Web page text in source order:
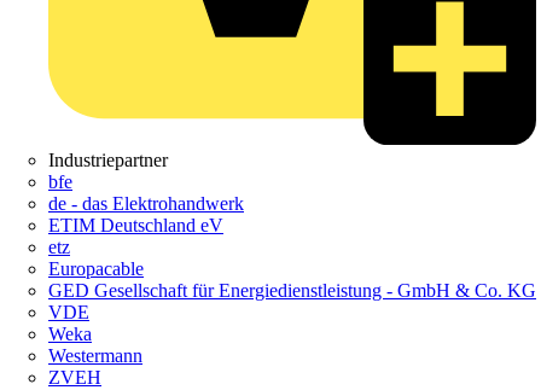
Industriepartner
bfe
de - das Elektrohandwerk
ETIM Deutschland eV
etz
Europacable
GED Gesellschaft für Energiedienstleistung - GmbH & Co. KG
VDE
Weka
Westermann
ZVEH